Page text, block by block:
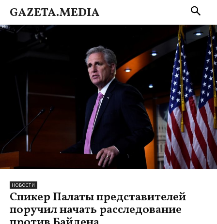
GAZETA.MEDIA
НОВОСТИ
Спикер Палаты представителей
поручил начать расследование